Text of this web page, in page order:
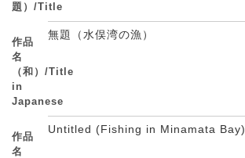
題）/Title
作品
名
（和）/Title
in
Japanese
無題（水俣湾の漁）
作品
名
Untitled (Fishing in Minamata Bay)